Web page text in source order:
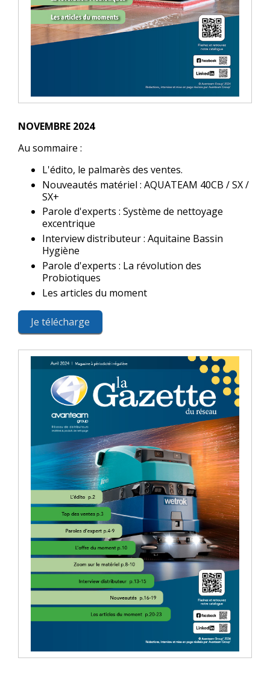
NOVEMBRE 2024
Au sommaire :
L'édito, le palmarès des ventes.
Nouveautés matériel : AQUATEAM 40CB / SX /
SX+
Parole d'experts : Système de nettoyage
excentrique
Interview distributeur : Aquitaine Bassin
Hygiène
Parole d'experts : La révolution des
Probiotiques
Les articles du moment
Je télécharge